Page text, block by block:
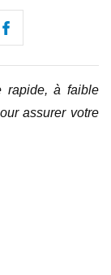
rapide, à faible
assurer votre